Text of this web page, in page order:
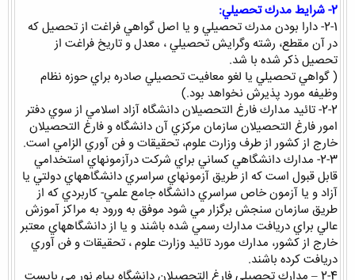
2- شرايط مدرك تحصيلي:
2-1- دارا بودن مدرك تحصيلي و يا اصل گواهي فراغت از تحصيل كه
در آن مقطع، رشته وگرايش تحصيلي ، معدل و تاريخ فراغت از
تحصيل ذكر شده با شد.
( گواهي تحصيلي يا لغو معافيت تحصيلي صادره براي حوزه نظام
وظيفه مورد پذيرش نخواهد بود.)
2-2- تائيد مدارك فارغ التحصيلان دانشگاه آزاد اسلامي از سوي دفتر
امور فارغ التحصيلان سازمان مركزي آن دانشگاه و فارغ التحصيلان
خارج از كشور از طرف وزارت علوم، تحقيقات و فن آوري الزامي است.
2-3- مدارك دانشگاهي كساني براي شركت درآزمونهاي استخدامي
قابل قبول است كه از طريق آزمونهاي سراسري دانشگاههاي دولتي يا
آزاد و يا آزمون خاص سراسري دانشگاه جامع علمي- كاربردي كه از
طريق سازمان سنجش برگزار مي شود موفق به ورود به مراكز آموزش
عالي براي دريافت مدارك رسمي شده باشند و يا از دانشگاههاي معتبر
خارج از كشور، مدارك مورد تائيد وزارت علوم ، تحقيقات و فن آوري
دريافت كرده باشند.